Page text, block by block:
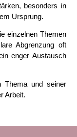
besonders in
Ursprung.
einzelnen Themen
Abgrenzung oft
enger Austausch
Thema und seiner
Arbeit.